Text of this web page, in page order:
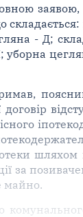
- Д;
договір
за
майно.